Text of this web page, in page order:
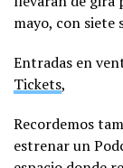
mayo, con siete
Entradas en
Tickets,
Recordemos
estrenar un